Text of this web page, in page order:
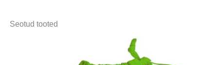
Seotud tooted